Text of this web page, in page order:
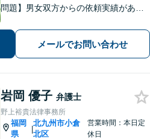
問題】男女双方からの依頼実績があり
せんか？第3者の目線から、さまざまな
解決方法や選択肢の提示をいたします
メールでお問い合わせ
岩岡 優子 弁護士
野上裕貴法律事務所
福岡
県
|
北九州市小倉
北区
営業時間：本日定
休日